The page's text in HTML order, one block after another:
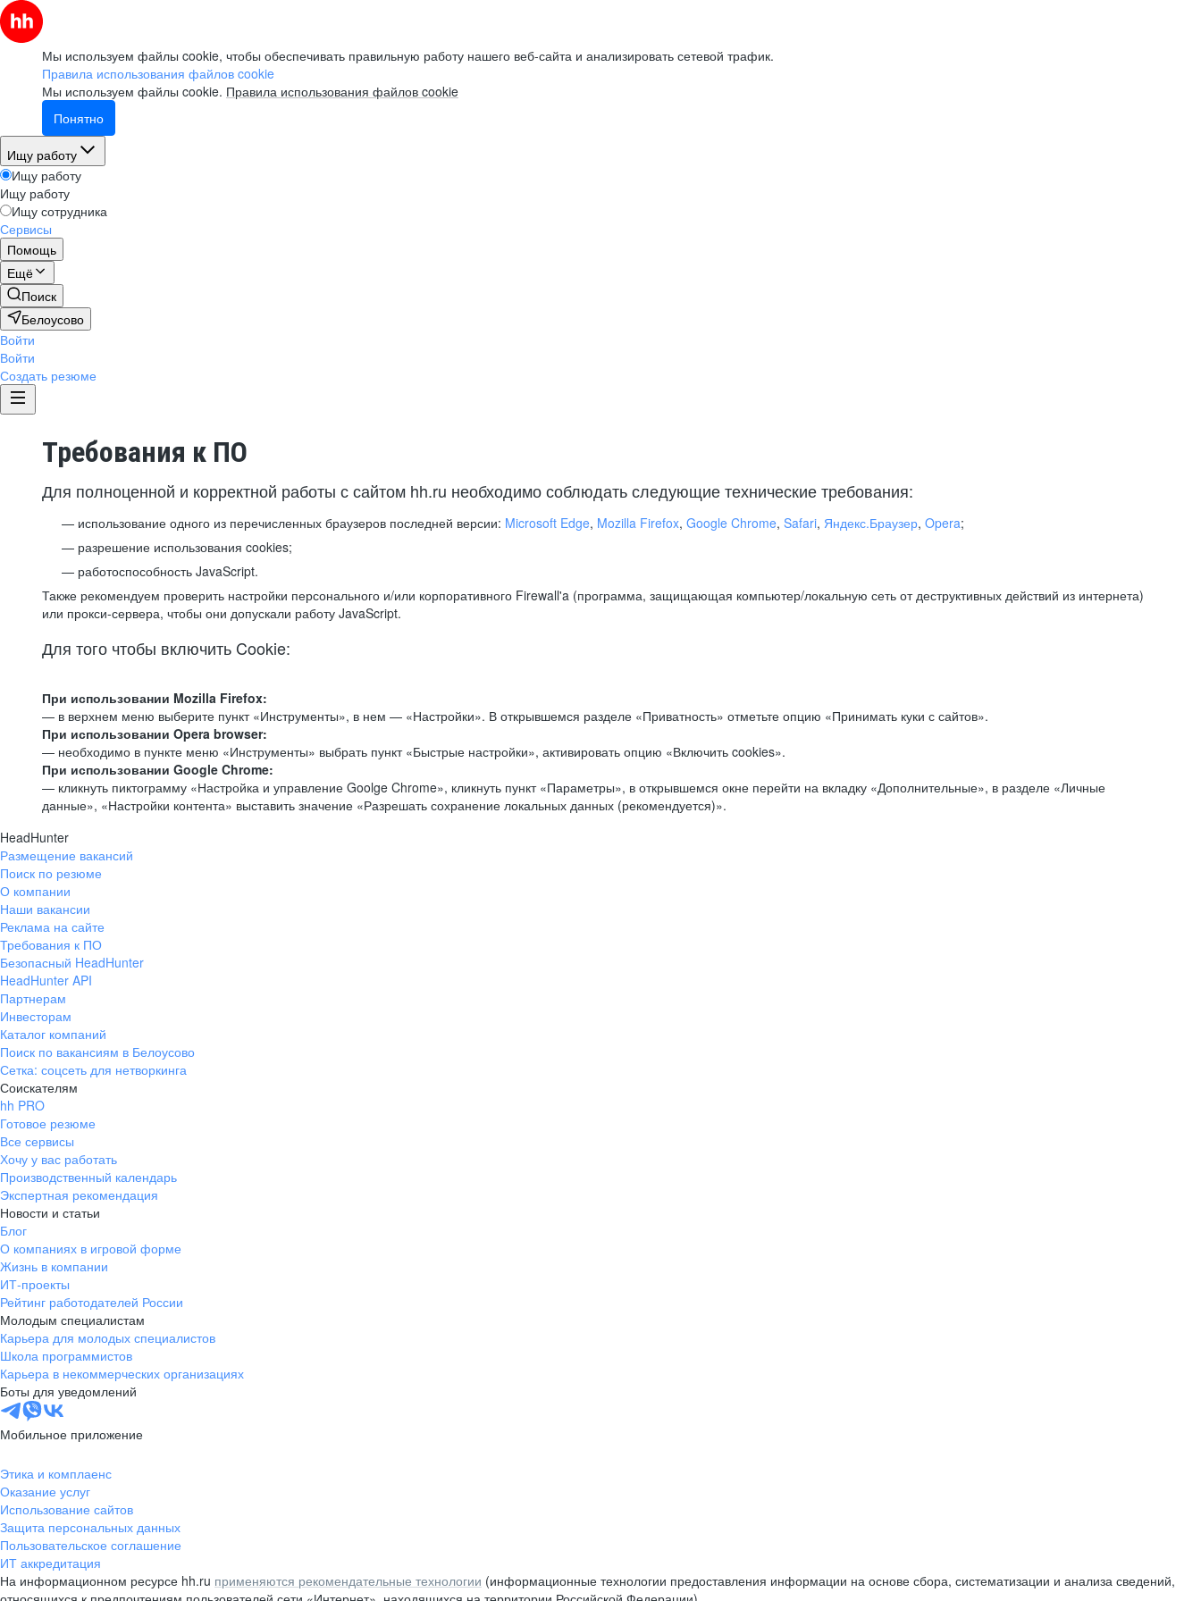
Мы используем файлы cookie, чтобы обеспечивать правильную работу нашего веб-сайта и анализировать сетевой трафик.
Правила использования файлов cookie
Мы используем файлы cookie. Правила использования файлов cookie
Понятно
Ищу работу
Ищу работу
Ищу работу
Ищу сотрудника
Сервисы
Помощь
Ещё
Поиск
Белоусово
Войти
Войти
Создать резюме
Требования к ПО
Для полноценной и корректной работы с сайтом hh.ru необходимо соблюдать следующие технические требования:
использование одного из перечисленных браузеров последней версии: Microsoft Edge, Mozilla Firefox, Google Chrome, Safari, Яндекс.Браузер, Opera;
разрешение использования cookies;
работоспособность JavaScript.
Также рекомендуем проверить настройки персонального и/или корпоративного Firewall'a (программа, защищающая компьютер/локальную сеть от деструктивных действий из интернета)
или прокси-сервера, чтобы они допускали работу JavaScript.
Для того чтобы включить Cookie:
При использовании Mozilla Firefox:
— в верхнем меню выберите пункт «Инструменты», в нем — «Настройки». В открывшемся разделе «Приватность» отметьте опцию «Принимать куки с сайтов».
При использовании Opera browser:
— необходимо в пункте меню «Инструменты» выбрать пункт «Быстрые настройки», активировать опцию «Включить cookies».
При использовании Google Chrome:
— кликнуть пиктограмму «Настройка и управление Goolge Chrome», кликнуть пункт «Параметры», в открывшемся окне перейти на вкладку «Дополнительные», в разделе «Личные
данные», «Настройки контента» выставить значение «Разрешать сохранение локальных данных (рекомендуется)».
HeadHunter
Размещение вакансий
Поиск по резюме
О компании
Наши вакансии
Реклама на сайте
Требования к ПО
Безопасный HeadHunter
HeadHunter API
Партнерам
Инвесторам
Каталог компаний
Поиск по вакансиям в Белоусово
Сетка: соцсеть для нетворкинга
Соискателям
hh PRO
Готовое резюме
Все сервисы
Хочу у вас работать
Производственный календарь
Экспертная рекомендация
Новости и статьи
Блог
О компаниях в игровой форме
Жизнь в компании
ИТ-проекты
Рейтинг работодателей России
Молодым специалистам
Карьера для молодых специалистов
Школа программистов
Карьера в некоммерческих организациях
Боты для уведомлений
Мобильное приложение
Этика и комплаенс
Оказание услуг
Использование сайтов
Защита персональных данных
Пользовательское соглашение
ИТ аккредитация
На информационном ресурсе hh.ru применяются рекомендательные технологии (информационные технологии предоставления информации на основе сбора, систематизации и анализа сведений,